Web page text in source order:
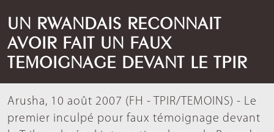
UN RWANDAIS RECONNAIT
AVOIR FAIT UN FAUX
TEMOIGNAGE DEVANT LE TPIR
Arusha, 10 août 2007 (FH - TPIR/TEMOINS) - Le
premier inculpé pour faux témoignage devant